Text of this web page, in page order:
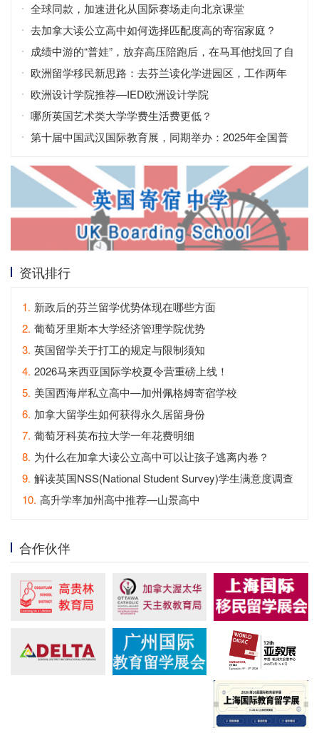
桥梁
全球同款，加速进化从国际赛场走向北京课堂
去加拿大读公立高中如何选择匹配度高的寄宿家庭？
成绩中游的“普娃”，放弃高压陪跑后，在马耳他找回了自
信！
欧洲留学移民新思路：去芬兰读化学进园区，工作两年
拿永居？
欧洲设计学院推荐—IED欧洲设计学院
哪所英国艺术类大学学费生活费更低？
第十届中国武汉国际教育展，同期举办：2025年全国普
资讯排行
1. 新政后的芬兰留学优势体现在哪些方面
2. 葡萄牙里斯本大学经济管理学院优势
3. 英国留学关于打工的规定与限制须知
4. 2026马来西亚国际学校夏令营重磅上线！
5. 美国西海岸私立高中—加州佩格姆寄宿学校
6. 加拿大留学生如何获得永久居留身份
7. 葡萄牙科英布拉大学一年花费明细
8. 为什么在加拿大读公立高中可以让孩子逃离内卷？
9. 解读英国NSS(National Student Survey)学生满意度调查
10. 高升学率加州高中推荐—山景高中
合作伙伴